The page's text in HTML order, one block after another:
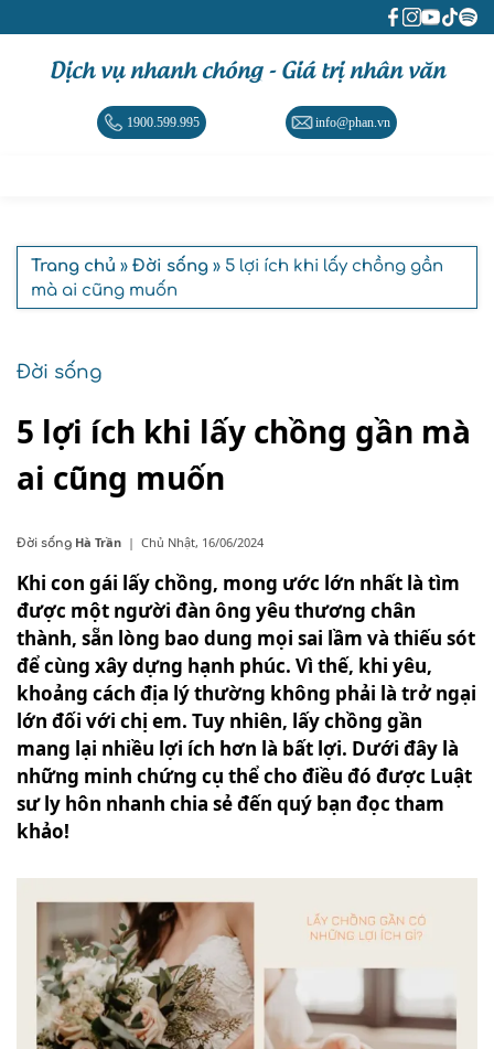
Dịch vụ nhanh chóng - Giá trị nhân văn
1900.599.995 info@phan.vn
Trang chủ » Đời sống » 5 lợi ích khi lấy chồng gần
mà ai cũng muốn
Đời sống
5 lợi ích khi lấy chồng gần mà
ai cũng muốn
Đời sống Hà Trần | Chủ Nhật, 16/06/2024
Khi con gái lấy chồng, mong ước lớn nhất là tìm
được một người đàn ông yêu thương chân
thành, sẵn lòng bao dung mọi sai lầm và thiếu sót
để cùng xây dựng hạnh phúc. Vì thế, khi yêu,
khoảng cách địa lý thường không phải là trở ngại
lớn đối với chị em. Tuy nhiên, lấy chồng gần
mang lại nhiều lợi ích hơn là bất lợi. Dưới đây là
những minh chứng cụ thể cho điều đó được Luật
sư ly hôn nhanh chia sẻ đến quý bạn đọc tham
khảo!